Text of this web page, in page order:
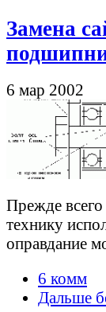
Замена
6 мар 2002
Прежде
технику
оправдание
6 комм
Дальше